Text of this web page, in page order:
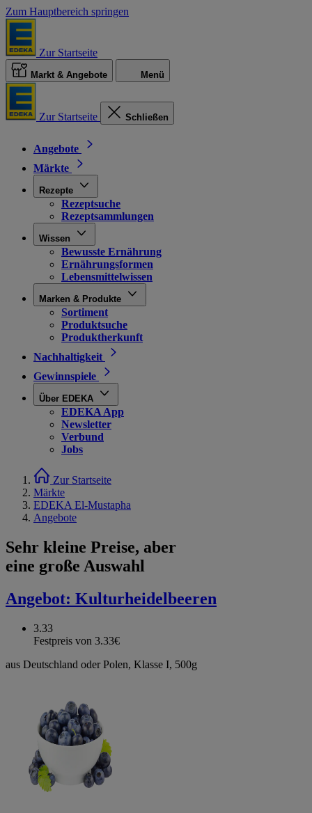
Zum Hauptbereich springen
Zur Startseite
Markt & Angebote Menü
Zur Startseite Schließen
Angebote
Märkte
Rezepte
Rezeptsuche
Rezeptsammlungen
Wissen
Bewusste Ernährung
Ernährungsformen
Lebensmittelwissen
Marken & Produkte
Sortiment
Produktsuche
Produktherkunft
Nachhaltigkeit
Gewinnspiele
Über EDEKA
EDEKA App
Newsletter
Verbund
Jobs
Zur Startseite
Märkte
EDEKA El-Mustapha
Angebote
Sehr kleine Preise, aber
eine große Auswahl
Angebot: Kulturheidelbeeren
3.33
Festpreis von 3.33€
aus Deutschland oder Polen, Klasse I, 500g